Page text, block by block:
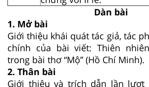
Dàn bài
1. Mở bài
Giới thiệu khái quát tác giả, tác
chính của bài viết: Thiên
trong bài thơ “Mộ” (Hồ Chí Minh).
2. Thân bài
Giới thiệu và trích dẫn lần lượt